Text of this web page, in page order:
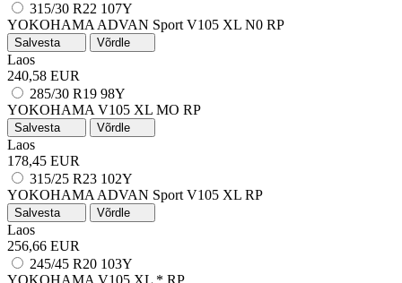
315/30 R22 107Y
YOKOHAMA ADVAN Sport V105 XL N0 RP
Salvesta Võrdle
Laos
240,58 EUR
285/30 R19 98Y
YOKOHAMA V105 XL MO RP
Salvesta Võrdle
Laos
178,45 EUR
315/25 R23 102Y
YOKOHAMA ADVAN Sport V105 XL RP
Salvesta Võrdle
Laos
256,66 EUR
245/45 R20 103Y
YOKOHAMA V105 XL * RP